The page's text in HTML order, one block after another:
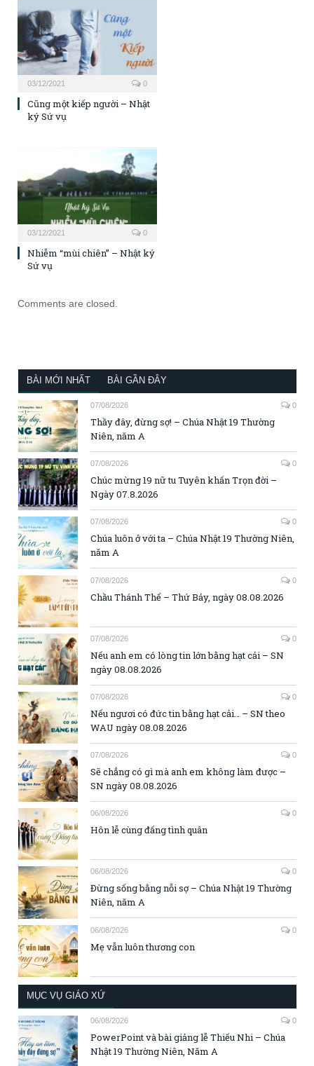
03/12/2021 0
Cũng một kiếp người – Nhật
ký Sứ vụ
03/12/2021 0
Nhiễm “mùi chiên” – Nhật ký
Sứ vụ
Comments are closed.
BÀI MỚI NHẤT BÀI GẦN ĐÂY
07/08/2026 0
Thầy đây, đừng sợ! – Chúa Nhật 19 Thường
Niên, năm A
07/08/2026 0
Chúc mừng 19 nữ tu Tuyên khấn Trọn đời –
Ngày 07.8.2026
07/08/2026 0
Chúa luôn ở với ta – Chúa Nhật 19 Thường Niên,
năm A
07/08/2026 0
Chầu Thánh Thể – Thứ Bảy, ngày 08.08.2026
07/08/2026 0
Nếu anh em có lòng tin lớn bằng hạt cải – SN
ngày 08.08.2026
07/08/2026 0
Nếu ngươi có đức tin bằng hạt cải… – SN theo
WAU ngày 08.08.2026
07/08/2026 0
Sẽ chẳng có gì mà anh em không làm được –
SN ngày 08.08.2026
06/08/2026 0
Hôn lễ cùng đấng tình quân
06/08/2026 0
Đừng sống bằng nỗi sợ – Chúa Nhật 19 Thường
Niên, năm A
06/08/2026 0
Mẹ vẫn luôn thương con
MỤC VỤ GIÁO XỨ
06/08/2026 0
PowerPoint và bài giảng lễ Thiếu Nhi – Chúa
Nhật 19 Thường Niên, Năm A